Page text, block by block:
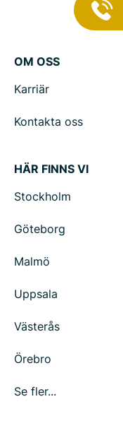
OM OSS
Karriär
Kontakta oss
HÄR FINNS VI
Stockholm
Göteborg
Malmö
Uppsala
Västerås
Örebro
Se fler...